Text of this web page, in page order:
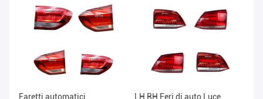
Faretti automatici
LH RH Feri di auto Luce